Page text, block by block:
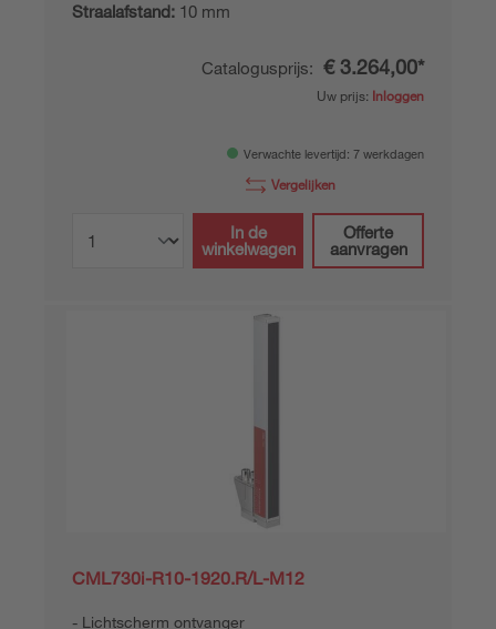
Straalafstand: 10 mm
Catalogusprijs: € 3.264,00*
Uw prijs: Inloggen
Verwachte levertijd: 7 werkdagen
Vergelijken
In de
winkelwagen
Offerte
aanvragen
CML730i-R10-1920.R/L-M12
Lichtscherm ontvanger